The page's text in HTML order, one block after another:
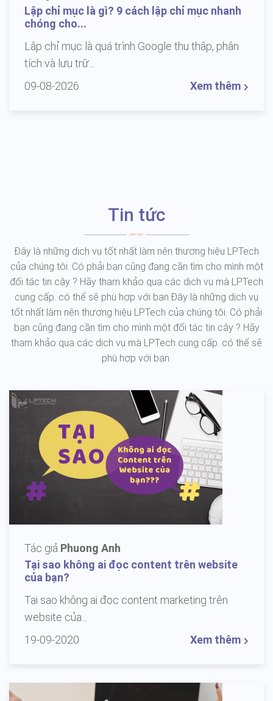
Lập chỉ mục là gì? 9 cách lập chỉ mục nhanh
chóng cho...
Lập chỉ mục là quá trình Google thu thập, phân
tích và lưu trữ...
09-08-2026
Xem thêm
Tin tức
Đây là những dịch vụ tốt nhất làm nên thương hiệu LPTech
của chúng tôi. Có phải bạn cũng đang cần tìm cho mình một
đối tác tin cậy ? Hãy tham khảo qua các dịch vụ mà LPTech
cung cấp. có thể sẽ phù hợp với bạn.Đây là những dịch vụ
tốt nhất làm nên thương hiệu LPTech của chúng tôi. Có phải
bạn cũng đang cần tìm cho mình một đối tác tin cậy ? Hãy
tham khảo qua các dịch vụ mà LPTech cung cấp. có thể sẽ
phù hợp với bạn.
Tác giả Phuong Anh
Tại sao không ai đọc content trên website
của bạn?
Tại sao không ai đọc content marketing trên
website của...
19-09-2020
Xem thêm